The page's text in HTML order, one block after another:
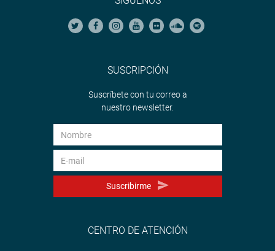
SUSCRIPCIÓN
Suscríbete con tu correo a
nuestro newsletter.
Suscribirme
CENTRO DE ATENCIÓN